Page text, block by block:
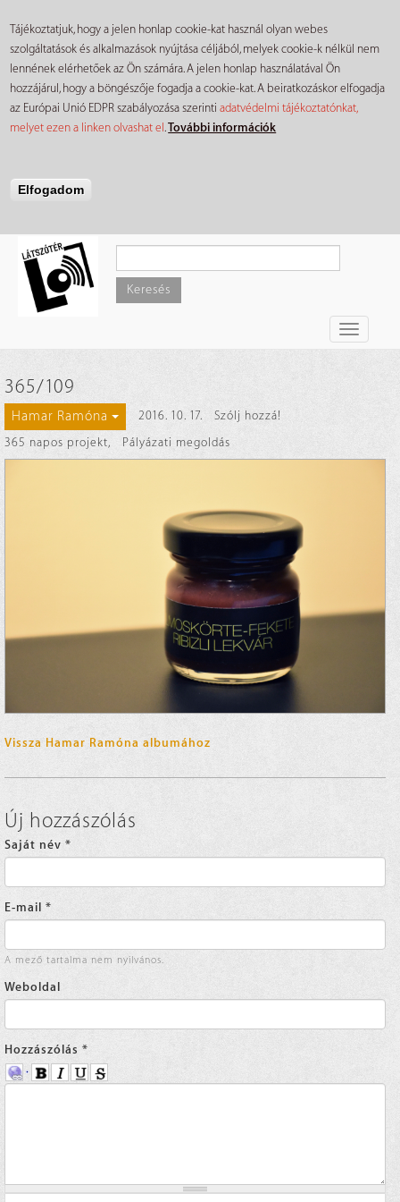
Tájékoztatjuk, hogy a jelen honlap cookie-kat használ olyan webes
szolgáltatások és alkalmazások nyújtása céljából, melyek cookie-k nélkül nem
lennének elérhetőek az Ön számára. A jelen honlap használatával Ön
hozzájárul, hogy a böngészője fogadja a cookie-kat. A beiratkozáskor elfogadja
az Európai Unió EDPR szabályozása szerintiadatvédelmi tájékoztatónkat,
melyet ezen a linken olvashat el.További információk
Elfogadom
tartalomra
Keresés
Toggle
365/109
Hamar Ramóna 2016. 10. 17.
Szólj hozzá!
365 napos projekt, Pályázati megoldás
Vissza Hamar Ramóna albumához
Új hozzászólás
Saját név *
E-mail *
A mező tartalma nem nyilvános.
Weboldal
Hozzászólás *